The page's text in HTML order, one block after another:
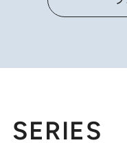
SERIES